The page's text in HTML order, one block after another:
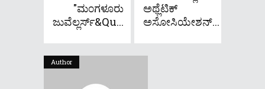
"ಮ೦ಗಳೂರು
ಜುವೆಲ್ಲರ್ಸ್&qu...
ಅಥ್ಲೆಟಿಕ್
ಅಸೋಸಿಯೇಶನ್...
Author